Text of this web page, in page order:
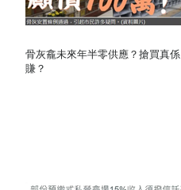
骨灰龕未來年半零供應？搶買真係
賺？